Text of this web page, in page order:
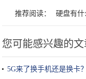
推荐阅读： 硬盘有什
您可能感兴趣的文
5G来了换手机还是换卡